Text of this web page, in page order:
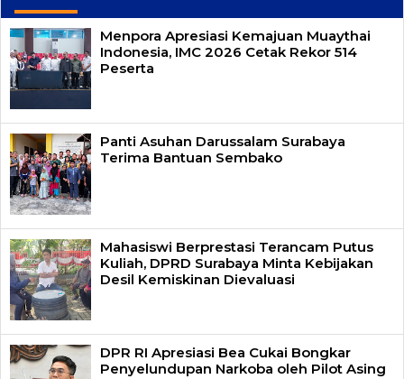
Menpora Apresiasi Kemajuan Muaythai
Indonesia, IMC 2026 Cetak Rekor 514
Peserta
Panti Asuhan Darussalam Surabaya
Terima Bantuan Sembako
Mahasiswi Berprestasi Terancam Putus
Kuliah, DPRD Surabaya Minta Kebijakan
Desil Kemiskinan Dievaluasi
DPR RI Apresiasi Bea Cukai Bongkar
Penyelundupan Narkoba oleh Pilot Asing